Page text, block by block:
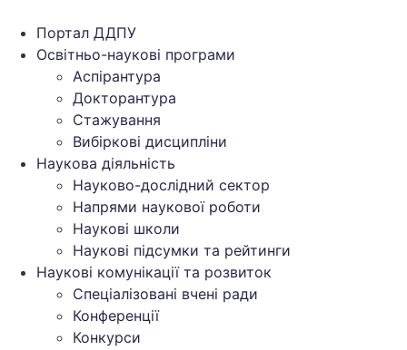
вмісту
Портал ДДПУ
Освітньо-наукові програми
Аспірантура
Докторантура
Стажування
Вибіркові дисципліни
Наукова діяльність
Науково-дослідний сектор
Напрями наукової роботи
Наукові школи
Наукові підсумки та рейтинги
Наукові комунікації та розвиток
Спеціалізовані вчені ради
Конференції
Конкурси